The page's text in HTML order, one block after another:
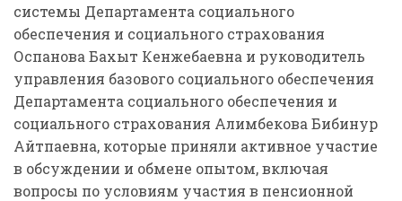
системы Департамента социального
обеспечения и социального страхования
Оспанова Бахыт Кенжебаевна и руководитель
управления базового социального обеспечения
Департамента социального обеспечения и
социального страхования Алимбекова Бибинур
Айтпаевна, которые приняли активное участие
в обсуждении и обмене опытом, включая
вопросы по условиям участия в пенсионной